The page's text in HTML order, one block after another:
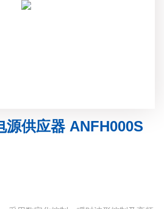
源供应器 ANFH000S